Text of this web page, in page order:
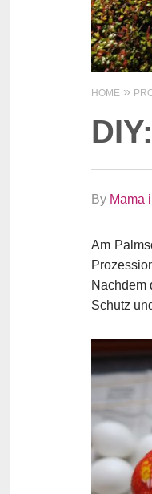
HOME
By Mama
Am
Nachdem
Schutz